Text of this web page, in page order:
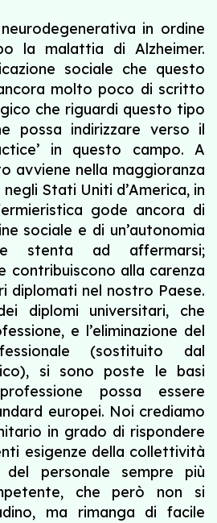
in ordine
la malattia di Alzheimer.
sociale che questo
molto poco di scritto
che riguardi questo tipo
possa indirizzare verso il
in questo campo. A
avviene nella maggioranza
Stati Uniti d’America, in
gode ancora di
sociale e di un’autonomia
stenta ad affermarsi;
contribuiscono alla carenza
diplomati nel nostro Paese.
diplomi universitari, che
e l’eliminazione del
(sostituito dal
si sono poste le basi
possa essere
europei. Noi crediamo
in grado di rispondere
esigenze della collettività
del personale sempre più
che però non si
ma rimanga di facile